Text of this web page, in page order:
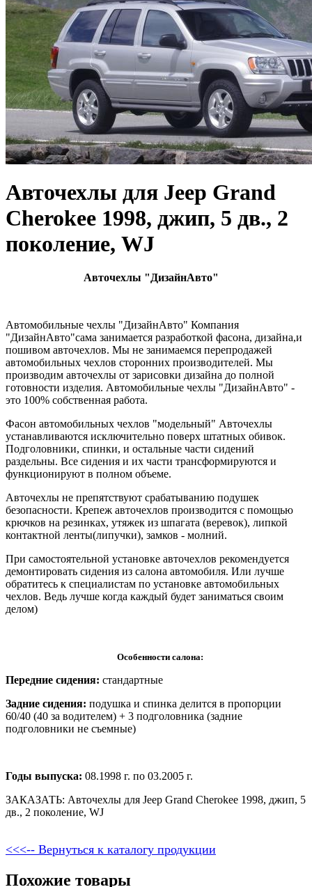
Авточехлы для Jeep Grand
Cherokee 1998, джип, 5 дв., 2
поколение, WJ
Авточехлы "ДизайнАвто"
Автомобильные чехлы "ДизайнАвто" Компания
"ДизайнАвто"сама занимается разработкой фасона, дизайна,и
пошивом авточехлов. Мы не занимаемся перепродажей
автомобильных чехлов сторонних производителей. Мы
производим авточехлы от зарисовки дизайна до полной
готовности изделия. Автомобильные чехлы "ДизайнАвто" -
это 100% собственная работа.
Фасон автомобильных чехлов "модельный" Авточехлы
устанавливаются исключительно поверх штатных обивок.
Подголовники, спинки, и остальные части сидений
раздельны. Все сидения и их части трансформируются и
функционируют в полном объеме.
Авточехлы не препятствуют срабатыванию подушек
безопасности. Крепеж авточехлов производится с помощью
крючков на резинках, утяжек из шпагата (веревок), липкой
контактной ленты(липучки), замков - молний.
При самостоятельной установке авточехлов рекомендуется
демонтировать сидения из салона автомобиля. Или лучше
обратитесь к специалистам по установке автомобильных
чехлов. Ведь лучше когда каждый будет заниматься своим
делом)
Особенности салона:
Передние сидения: стандартные
Задние сидения: подушка и спинка делится в пропорции
60/40 (40 за водителем) + 3 подголовника (задние
подголовники не съемные)
Годы выпуска: 08.1998 г. по 03.2005 г.
ЗАКАЗАТЬ: Авточехлы для Jeep Grand Cherokee 1998, джип, 5
дв., 2 поколение, WJ
<<<-- Вернуться к каталогу продукции
Похожие товары